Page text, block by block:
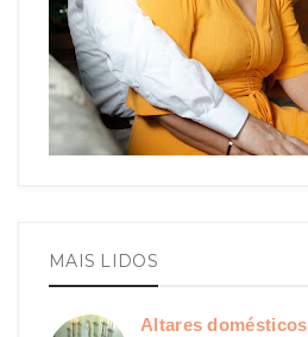
MAIS LIDOS
Altares domésticos